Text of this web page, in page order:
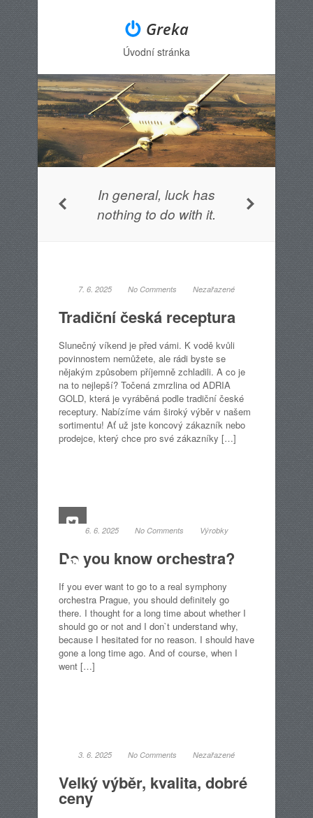
Greka
Skip to contentÚvodní stránka
In general, luck has
nothing to do with it.
7. 6. 2025 No Comments Nezařazené
Tradiční česká receptura
Slunečný víkend je před vámi. K vodě kvůli
povinnostem nemůžete, ale rádi byste se
nějakým způsobem příjemně zchladili. A co je
na to nejlepší? Točená zmrzlina od ADRIA
GOLD, která je vyráběná podle tradiční české
receptury. Nabízíme vám široký výběr v našem
sortimentu! Ať už jste koncový zákazník nebo
prodejce, který chce pro své zákazníky […]
6. 6. 2025 No Comments Výrobky
Do you know orchestra?
If you ever want to go to a real symphony
orchestra Prague, you should definitely go
there. I thought for a long time about whether I
should go or not and I don`t understand why,
because I hesitated for no reason. I should have
gone a long time ago. And of course, when I
went […]
3. 6. 2025 No Comments Nezařazené
Velký výběr, kvalita, dobré
ceny